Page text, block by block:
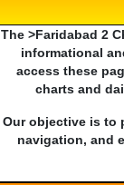
The >Faridabad 2
informational
access these
charts and
Our objective is to
navigation, and